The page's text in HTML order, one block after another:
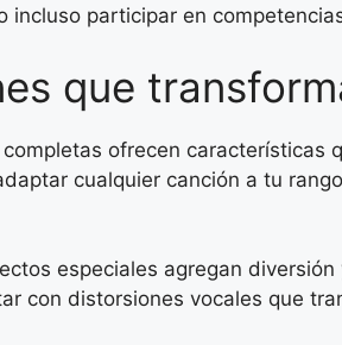
incluso participar en
que
ofrecen
cualquier canción a tu
especiales agregan
con distorsiones vocales que